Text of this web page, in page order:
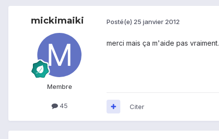
mickimaiki
Membre
45
Posté(e) 25 janvier 2012
merci mais ça m'aide pas vraiment.
Citer